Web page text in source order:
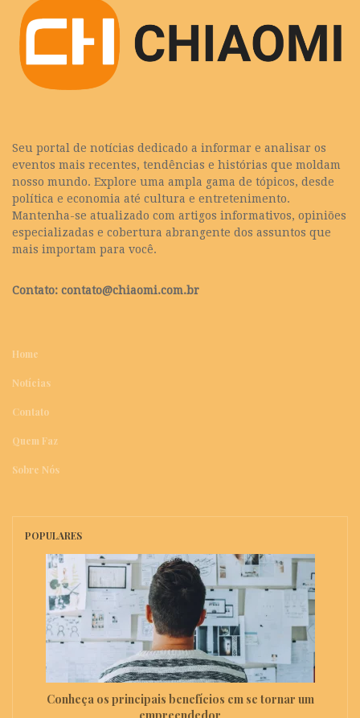
Seu portal de notícias dedicado a informar e analisar os
eventos mais recentes, tendências e histórias que moldam
nosso mundo. Explore uma ampla gama de tópicos, desde
política e economia até cultura e entretenimento.
Mantenha-se atualizado com artigos informativos, opiniões
especializadas e cobertura abrangente dos assuntos que
mais importam para você.
Contato: contato@chiaomi.com.br
Home
Notícias
Contato
Quem Faz
Sobre Nós
POPULARES
Conheça os principais benefícios em se tornar um